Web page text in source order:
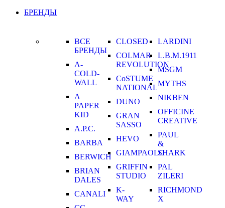
БРЕНДЫ
ВСЕ
БРЕНДЫ
A-
COLD-
WALL
A
PAPER
KID
A.P.C.
BARBA
BERWICH
BRIAN
DALES
CANALI
CLOSED
COLMAR
REVOLUTION
CoSTUME
NATIONAL
DUNO
GRAN
SASSO
HEVO
GIAMPAOLO
GRIFFIN
STUDIO
K-
WAY
LARDINI
L.B.M.1911
MSGM
MYTHS
NIKBEN
OFFICINE
CREATIVE
PAUL
&
SHARK
PAL
ZILERI
RICHMOND
X